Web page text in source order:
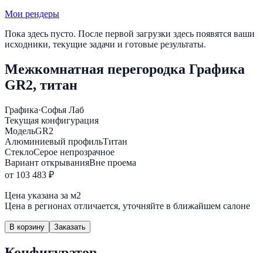
Мои рендеры
Пока здесь пусто. После первой загрузки здесь появятся ваши
исходники, текущие задачи и готовые результаты.
Межкомнатная перегородка Графика
GR2, титан
Графика·Софья Лаб
Текущая конфигурация
МодельGR2
Алюминиевый профильТитан
СтеклоСерое непрозрачное
Вариант открыванияВне проема
от 103 483 ₽
Цена указана за м2
Цена в регионах отличается, уточняйте в ближайшем салоне
В корзину Заказать